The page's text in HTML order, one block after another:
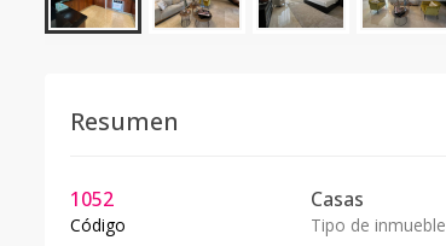
Resumen
1052
Código
Casas
Tipo de inmueble